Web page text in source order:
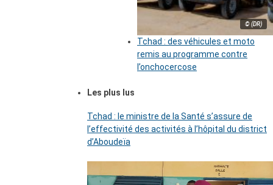
© (DR)
Tchad : des véhicules et moto
remis au programme contre
l’onchocercose
Les plus lus
Tchad : le ministre de la Santé s’assure de
l’effectivité des activités à l’hôpital du district
d’Aboudeïa